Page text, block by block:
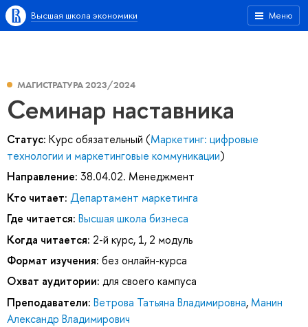
Меню
Высшая школа экономики
МАГИСТРАТУРА 2023/2024
Семинар наставника
Статус: Курс обязательный (Маркетинг: цифровые
технологии и маркетинговые коммуникации)
Направление: 38.04.02. Менеджмент
Кто читает: Департамент маркетинга
Где читается: Высшая школа бизнеса
Когда читается: 2-й курс, 1, 2 модуль
Формат изучения: без онлайн-курса
Охват аудитории: для своего кампуса
Преподаватели: Ветрова Татьяна Владимировна, Манин
Александр Владимирович